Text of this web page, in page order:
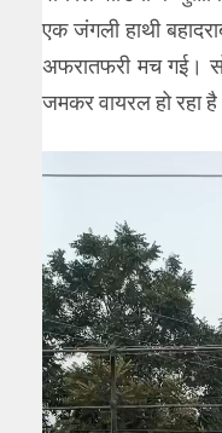
एक जंगली हाथी
अफरातफरी मच गई।
जमकर वायरल हो रहा